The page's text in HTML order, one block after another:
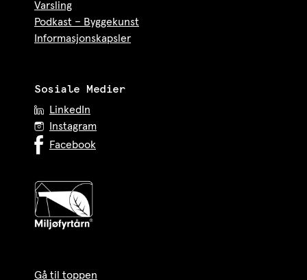
Varsling
Podkast – Byggekunst
Informasjonskapsler
Sosiale Medier
LinkedIn
Instagram
Facebook
Gå til toppen